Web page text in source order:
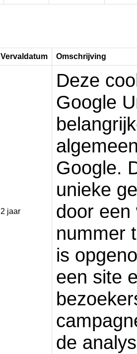
Vervaldatum Omschrijving
2 jaar
Deze
Google
Google.
unieke
door een
nummer
is
een site
de